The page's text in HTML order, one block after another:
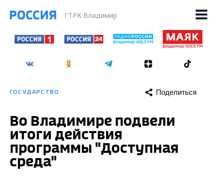
ГТРК Владимир
ГОСУДАРСТВО Поделиться
Во Владимире подвели
итоги действия
программы "Доступная
среда"